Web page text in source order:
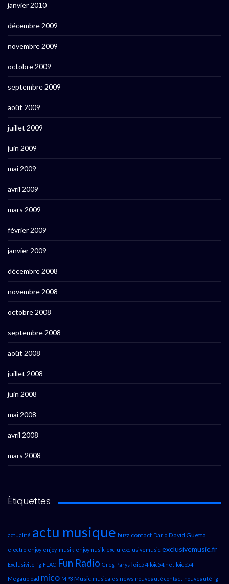
janvier 2010
décembre 2009
novembre 2009
octobre 2009
septembre 2009
août 2009
juillet 2009
juin 2009
mai 2009
avril 2009
mars 2009
février 2009
janvier 2009
décembre 2008
novembre 2008
octobre 2008
septembre 2008
août 2008
juillet 2008
juin 2008
mai 2008
avril 2008
mars 2008
Étiquettes
actualité actu musique buzz contact Dario David Guetta
electro enjoy enjoy-musik enjoymusik exclu exclusivemusic exclusivemusic.fr
Exclusivité fg FLAC Fun Radio Greg Parys loic54 loic54.net loicb54
Megaupload mico MP3 Music musicales news nouveauté contact nouveauté fg